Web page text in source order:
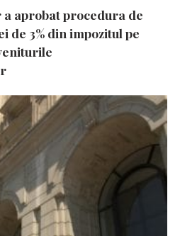
aprobat procedura de
de 3% din impozitul pe